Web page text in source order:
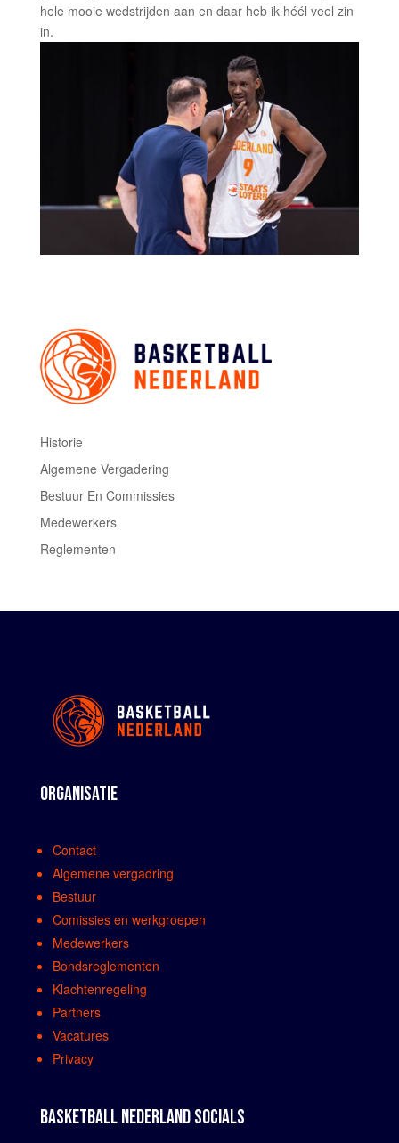
hele mooie wedstrijden aan en daar heb ik héél veel zin
in.
Historie
Algemene Vergadering
Bestuur En Commissies
Medewerkers
Reglementen
ORGANISATIE
Contact
Algemene vergadring
Bestuur
Comissies en werkgroepen
Medewerkers
Bondsreglementen
Klachtenregeling
Partners
Vacatures
Privacy
BASKETBALL NEDERLAND SOCIALS